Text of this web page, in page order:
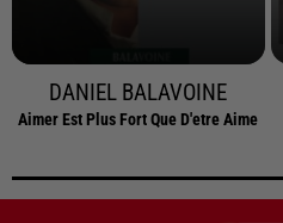
DANIEL BALAVOINE
Aimer Est Plus Fort Que D'etre Aime